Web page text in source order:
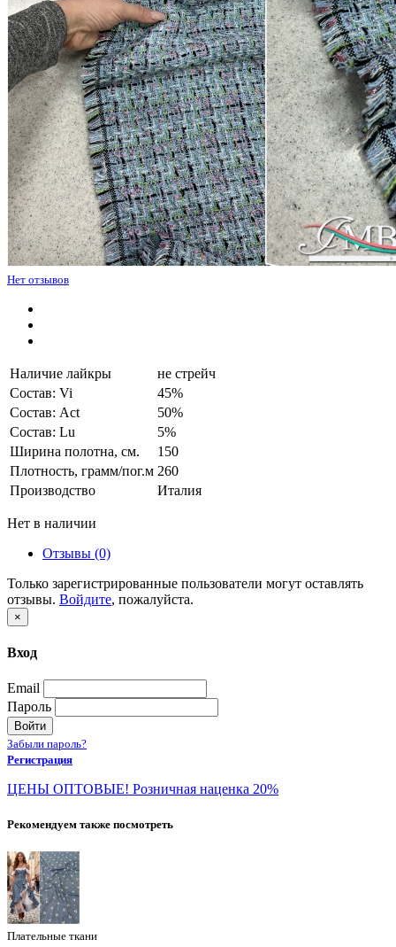
Нет отзывов
Наличие лайкры
не стрейч
Состав: Vi
45%
Состав: Act
50%
Состав: Lu
5%
Ширина полотна, см.
150
Плотность, грамм/пог.м 260
Производство
Италия
Нет в наличии
Отзывы (0)
Только зарегистрированные пользователи могут оставлять
отзывы. Войдите, пожалуйста.
×
Вход
Email
Пароль
Войти
Забыли пароль?
Регистрация
ЦЕНЫ ОПТОВЫЕ! Розничная наценка 20%
Рекомендуем также посмотреть
Плательные ткани